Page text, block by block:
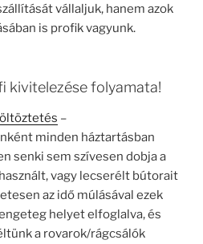
vállaljuk, hanem azok
is profik vagyunk.
kivitelezése folyamata!
–
minden háztartásban
senki sem szívesen dobja a
vagy lecserélt bútorait
az idő múlásával ezek
helyet elfoglalva, és
a rovarok/rágcsálók